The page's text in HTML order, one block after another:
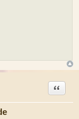
Citation